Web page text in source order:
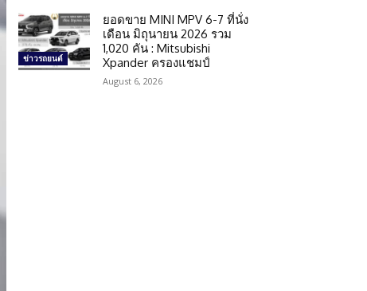
ข่าวรถยนต์
ยอดขาย MINI MPV 6-7 ที่นั่ง
เดือน มิถุนายน 2026 รวม
1,020 คัน : Mitsubishi
Xpander ครองแชมป์
August 6, 2026